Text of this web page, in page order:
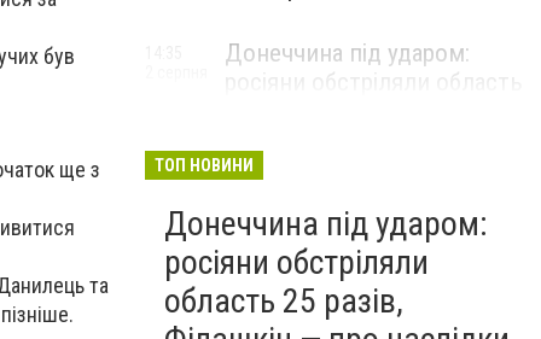
був
ще з
та
Донеччина під ударом:
росіяни обстріляли область
ТОП НОВИНИ
Донеччина під ударом:
росіяни обстріляли
область 25 разів,